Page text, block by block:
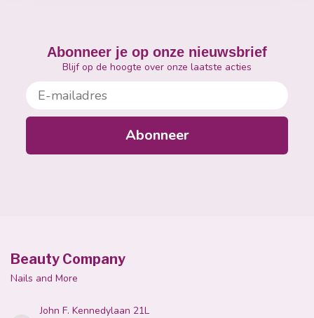
Abonneer je op onze nieuwsbrief
Blijf op de hoogte over onze laatste acties
E-mailadres
Abonneer
Beauty Company
Nails and More
John F. Kennedylaan 21L